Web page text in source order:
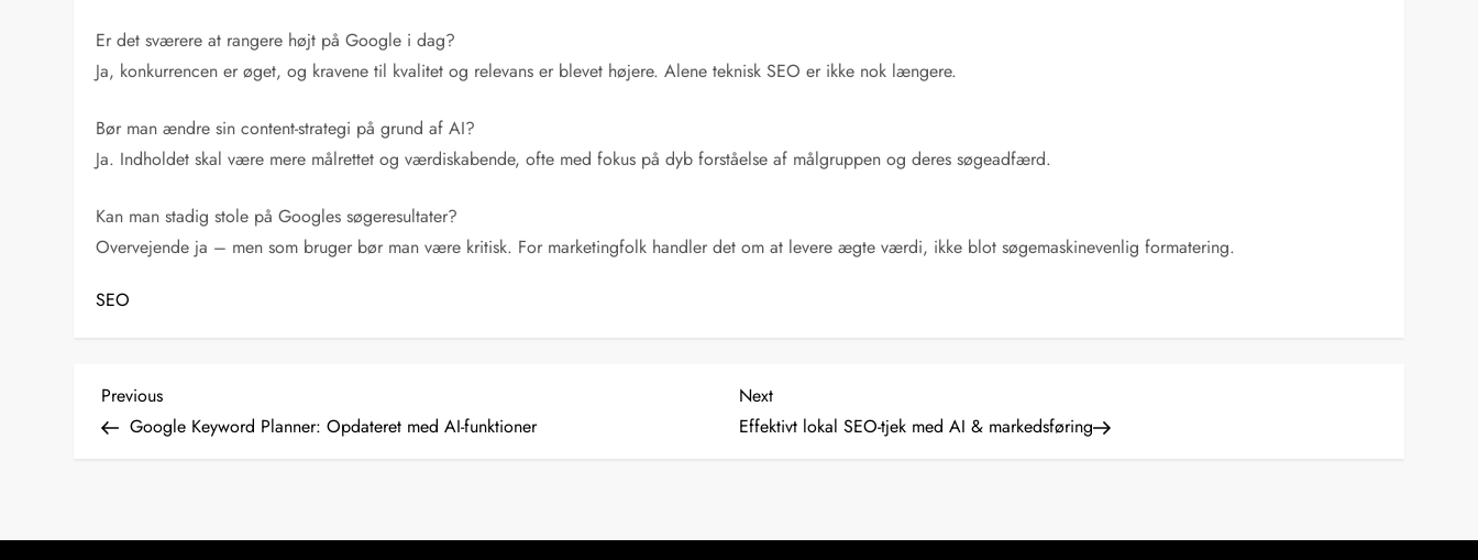
Er det sværere at rangere højt på Google i dag?
Ja, konkurrencen er øget, og kravene til kvalitet og relevans er blevet højere. Alene teknisk SEO er ikke nok længere.
Bør man ændre sin content-strategi på grund af AI?
Ja. Indholdet skal være mere målrettet og værdiskabende, ofte med fokus på dyb forståelse af målgruppen og deres søgeadfærd.
Kan man stadig stole på Googles søgeresultater?
Overvejende ja – men som bruger bør man være kritisk. For marketingfolk handler det om at levere ægte værdi, ikke blot søgemaskinevenlig formatering.
SEO
I
n
æ
Previous
Post
Previous
Google Keyword Planner: Opdateret med AI-funktioner
Next
Post
Next
Effektivt lokal SEO-tjek med AI & markedsføring